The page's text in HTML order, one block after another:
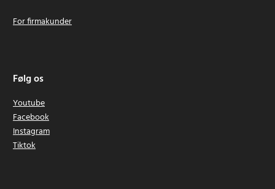
For firmakunder
Følg os
Youtube
Facebook
Instagram
Tiktok